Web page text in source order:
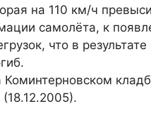
на 110 км/ч
самолёта, к
что в